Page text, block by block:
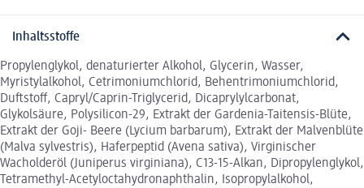
Inhaltsstoffe
Propylenglykol, denaturierter Alkohol, Glycerin, Wasser,
Myristylalkohol, Cetrimoniumchlorid, Behentrimoniumchlorid,
Duftstoff, Capryl/Caprin-Triglycerid, Dicaprylylcarbonat,
Glykolsäure, Polysilicon-29, Extrakt der Gardenia-Taitensis-Blüte,
Extrakt der Goji- Beere (Lycium barbarum), Extrakt der Malvenblüte
(Malva sylvestris), Haferpeptid (Avena sativa), Virginischer
Wacholderöl (Juniperus virginiana), C13-15-Alkan, Dipropylenglykol,
Tetramethyl-Acetyloctahydronaphthalin, Isopropylalkohol,